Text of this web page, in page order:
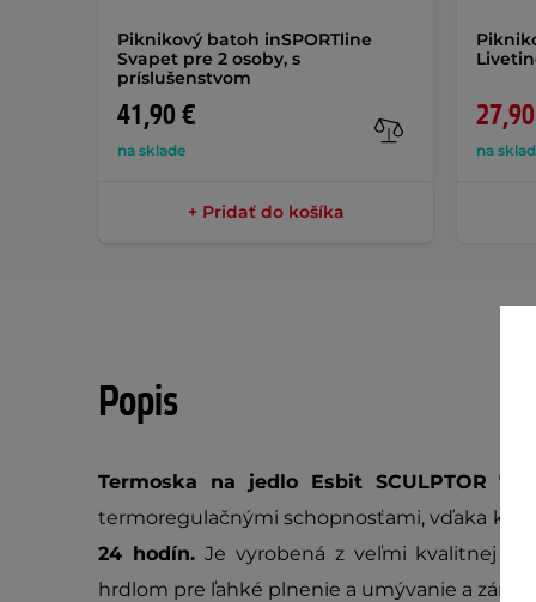
Piknikový batoh inSPORTline
Svapet pre 2 osoby, s
príslušenstvom
41,90 €
na sklade
+ Pridať do košíka
na
Popis
Termoska na jedlo Esbit SCULPTOR
termoregulačnými schopnosťami, vďaka
24 hodín.Je vyrobená z veľmi kvalitnej
hrdlom pre ľahké plnenie a umývanie a